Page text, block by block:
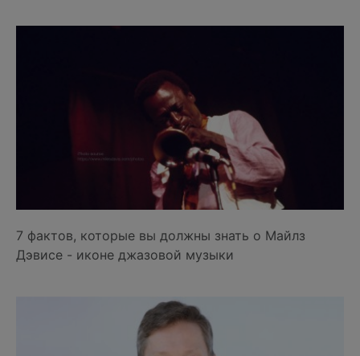
7 фактов, которые вы должны знать о Майлз
Дэвисе - иконе джазовой музыки